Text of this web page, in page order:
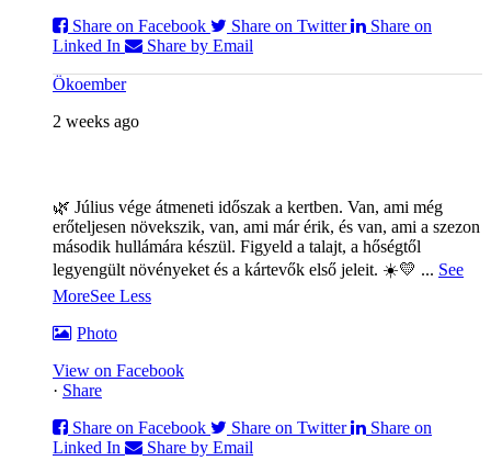
Share on Facebook
Share on Twitter
Share on
Linked In
Share by Email
Ökoember
2 weeks ago
🌿 Július vége átmeneti időszak a kertben. Van, ami még
erőteljesen növekszik, van, ami már érik, és van, ami a szezon
második hullámára készül. Figyeld a talajt, a hőségtől
legyengült növényeket és a kártevők első jeleit. ☀️💛 ... See
MoreSee Less
Photo
View on Facebook
· Share
Share on Facebook
Share on Twitter
Share on
Linked In
Share by Email